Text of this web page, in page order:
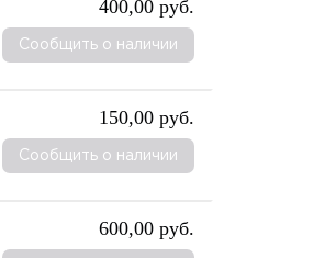
400,00 руб.
Сообщить о наличии
150,00 руб.
Сообщить о наличии
600,00 руб.